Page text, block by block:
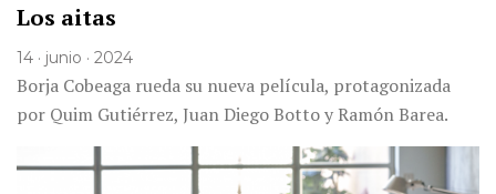
Los aitas
14 · junio · 2024
Borja Cobeaga rueda su nueva película, protagonizada
por Quim Gutiérrez, Juan Diego Botto y Ramón Barea.